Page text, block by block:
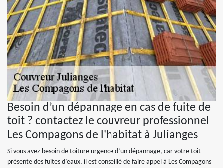
Besoin d’un dépannage en cas de fuite de
toit ? contactez le couvreur professionnel
Les Compagons de l'habitat à Julianges
Si vous avez besoin de toiture urgence d’un dépannage, car votre toit
présente des fuites d’eaux, il est conseillé de faire appel à Les Compagons